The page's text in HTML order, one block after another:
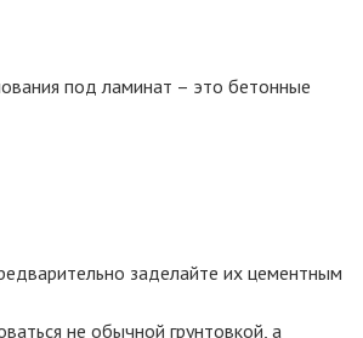
под ламинат – это бетонные
заделайте их цементным
не обычной грунтовкой, а